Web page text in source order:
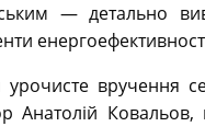
— детально
вручення
Ковальов,